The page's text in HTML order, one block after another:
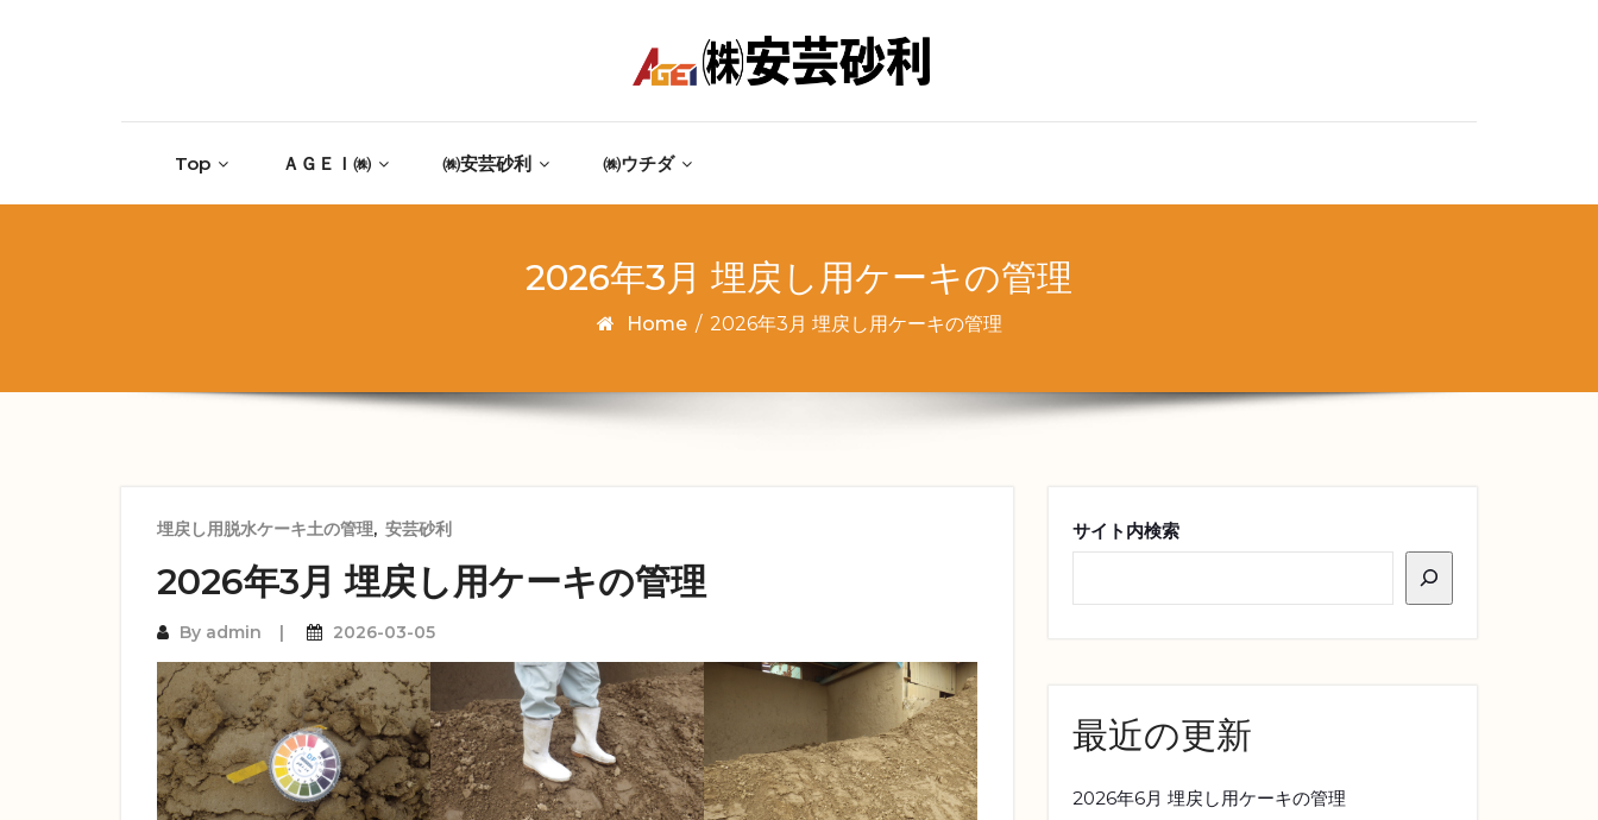
Top ＡＧＥＩ㈱ ㈱安芸砂利 ㈱ウチダ
2026年3月 埋戻し用ケーキの管理
Home / 2026年3月 埋戻し用ケーキの管理
埋戻し用脱水ケーキ土の管理, 安芸砂利
2026年3月 埋戻し用ケーキの管理
By admin 2026-03-05
サイト内検索
最近の更新
2026年6月 埋戻し用ケーキの管理